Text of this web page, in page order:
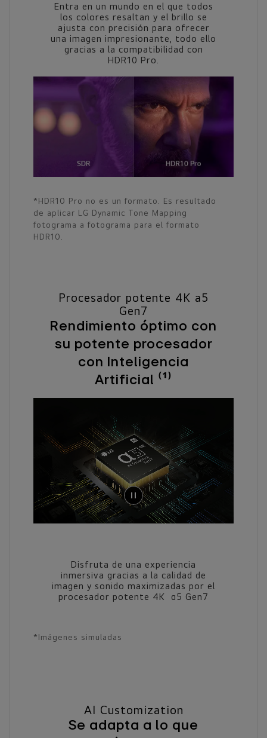
Entra en un mundo en el que todos
los colores resaltan y el brillo se
ajusta con precisión para ofrecer
una imagen impresionante, todo ello
gracias a la compatibilidad con
HDR10 Pro.
*HDR10 Pro no es un formato. Es resultado
de aplicar LG Dynamic Tone Mapping
fotograma a fotograma para el formato
HDR10.
Procesador potente 4K a5
Gen7
Rendimiento óptimo con
su potente procesador
con Inteligencia
Artificial ⁽¹⁾
Disfruta de una experiencia
inmersiva gracias a la calidad de
imagen y sonido maximizadas por el
procesador potente 4K α5 Gen7
*Imágenes simuladas
AI Customization
Se adapta a lo que